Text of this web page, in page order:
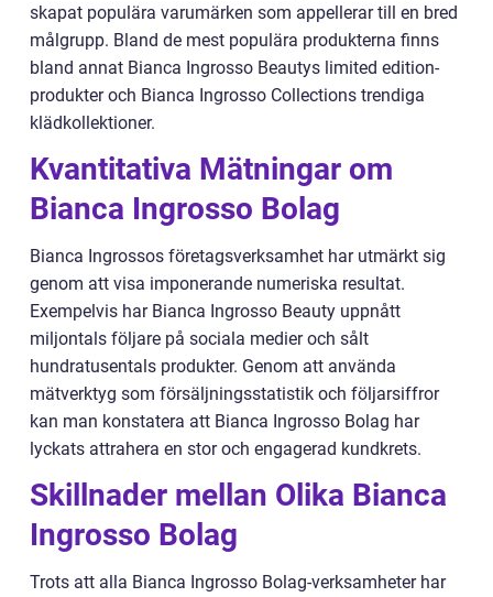
skapat populära varumärken som appellerar till en bred
målgrupp. Bland de mest populära produkterna finns
bland annat Bianca Ingrosso Beautys limited edition-
produkter och Bianca Ingrosso Collections trendiga
klädkollektioner.
Kvantitativa Mätningar om
Bianca Ingrosso Bolag
Bianca Ingrossos företagsverksamhet har utmärkt sig
genom att visa imponerande numeriska resultat.
Exempelvis har Bianca Ingrosso Beauty uppnått
miljontals följare på sociala medier och sålt
hundratusentals produkter. Genom att använda
mätverktyg som försäljningsstatistik och följarsiffror
kan man konstatera att Bianca Ingrosso Bolag har
lyckats attrahera en stor och engagerad kundkrets.
Skillnader mellan Olika Bianca
Ingrosso Bolag
Trots att alla Bianca Ingrosso Bolag-verksamheter har